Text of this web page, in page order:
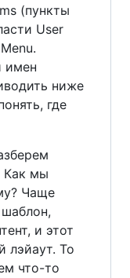
(пункты
User
имен
ниже
где
Как мы
Чаще
и этот
лэйаут. То
что-то